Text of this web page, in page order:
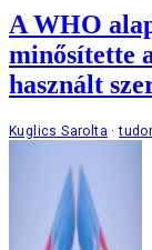
A WHO
minősítette
használt
Kuglics Sarolta